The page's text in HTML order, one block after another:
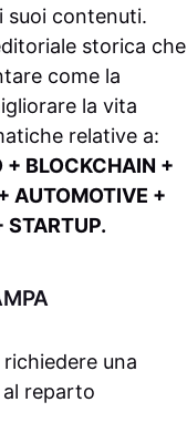
suoi contenuti.
storica che
come la
la vita
relative a:
+ BLOCKCHAIN +
AUTOMOTIVE +
STARTUP.
una
reparto